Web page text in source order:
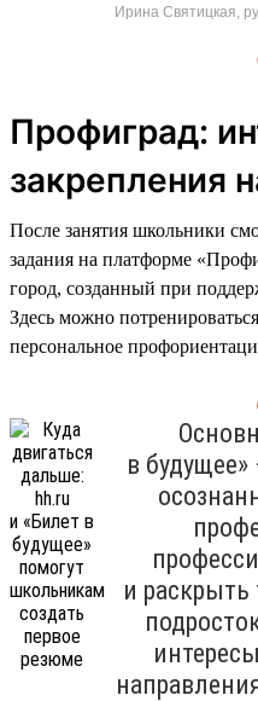
Ирина Святицкая,
Профиград:
закрепления
После занятия школьники
задания на платформе
город, созданный при
Здесь можно
персональное
в
и